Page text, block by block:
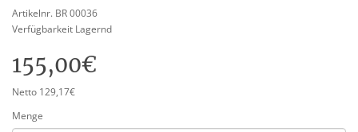
Artikelnr. BR 00036
Verfügbarkeit Lagernd
155,00€
Netto 129,17€
Menge